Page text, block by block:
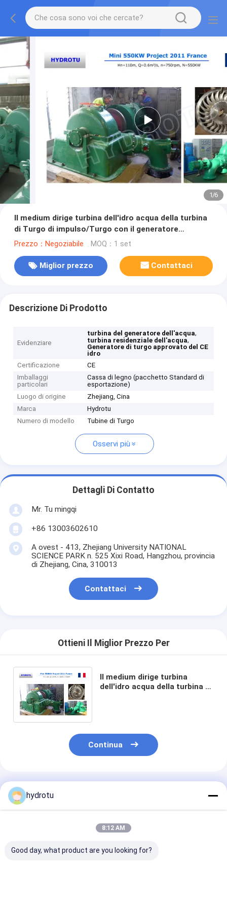
1/6
Il medium dirige turbina dell'idro acqua della turbina
di Turgo di impulso/Turgo con il generatore
sincrono
Prezzo：Negoziabile MOQ：1 set
Miglior prezzo Contattaci
Descrizione Di Prodotto
Evidenziare
turbina del generatore dell'acqua,
turbina residenziale dell'acqua,
Generatore di turgo approvato del CE
idro
Certificazione
CE
Imballaggi
particolari
Cassa di legno (pacchetto Standard di
esportazione)
Luogo di origine
Zhejiang, Cina
Marca
Hydrotu
Numero di modello
Tubine di Turgo
Osservi più
Dettagli Di Contatto
Mr. Tu mingqi
+86 13003602610
A ovest - 413, Zhejiang University NATIONAL
SCIENCE PARK n. 525 Xixi Road, Hangzhou, provincia
di Zhejiang, Cina, 310013
Contattaci
Ottieni Il Miglior Prezzo Per
Il medium dirige turbina
dell'idro acqua della turbina di
Continua
Prodotti Raccomandati
hydrotu
8:12 AM
Good day, what product are you looking for?